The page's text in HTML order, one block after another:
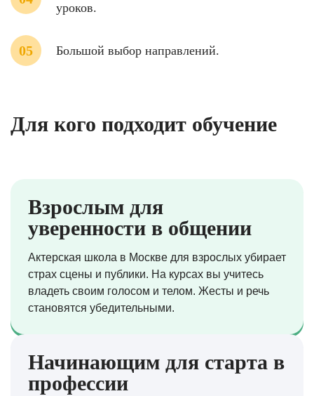
уроков.
Большой выбор направлений.
Для кого подходит обучение
Взрослым для
уверенности в общении
Актерская школа в Москве для взрослых убирает
страх сцены и публики. На курсах вы учитесь
владеть своим голосом и телом. Жесты и речь
становятся убедительными.
Начинающим для старта в
профессии